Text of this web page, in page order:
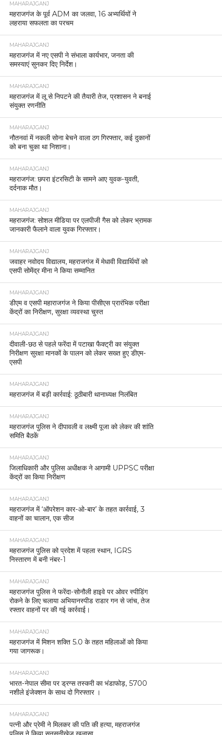
MAHARAJGANJ
महराजगंज के पूर्व ADM का जलवा, 16 अभ्यर्थियों ने
लहराया सफलता का परचम
MAHARAJGANJ
महराजगंज में नए एसपी ने संभाला कार्यभार, जनता की
समस्याएं सुनकर दिए निर्देश।
MAHARAJGANJ
महराजगंज में लू से निपटने की तैयारी तेज, प्रशासन ने बनाई
संयुक्त रणनीति
MAHARAJGANJ
नौतनवां में नकली सोना बेचने वाला ठग गिरफ्तार, कई दुकानों
को बना चुका था निशाना।
MAHARAJGANJ
महराजगंज: छपरा इंटरसिटी के सामने आए युवक-युवती,
दर्दनाक मौत।
MAHARAJGANJ
महराजगंज: सोशल मीडिया पर एलपीजी गैस को लेकर भ्रामक
जानकारी फैलाने वाला युवक गिरफ्तार।
MAHARAJGANJ
जवाहर नवोदय विद्यालय, महराजगंज में मेधावी विद्यार्थियों को
एसपी सोमेंद्र मीना ने किया सम्मानित
MAHARAJGANJ
डीएम व एसपी महाराजगंज ने किया पीसीएस प्रारंभिक परीक्षा
केंद्रों का निरीक्षण, सुरक्षा व्यवस्था चुस्त
MAHARAJGANJ
दीवाली-छठ से पहले फरेंदा में पटाखा फैक्ट्री का संयुक्त
निरीक्षण सुरक्षा मानकों के पालन को लेकर सख्त हुए डीएम-
एसपी
MAHARAJGANJ
महराजगंज में बड़ी कार्रवाई: ठूठीबारी थानाध्यक्ष निलंबित
MAHARAJGANJ
महराजगंज पुलिस ने दीपावली व लक्ष्मी पूजा को लेकर की शांति
समिति बैठकें
MAHARAJGANJ
जिलाधिकारी और पुलिस अधीक्षक ने आगामी UPPSC परीक्षा
केंद्रों का किया निरीक्षण
MAHARAJGANJ
महराजगंज में ‘ऑपरेशन कार-ओ-बार’ के तहत कार्रवाई, 3
वाहनों का चालान, एक सीज
MAHARAJGANJ
महराजगंज पुलिस को प्रदेश में पहला स्थान, IGRS
निस्तारण में बनी नंबर-1
MAHARAJGANJ
महराजगंज पुलिस ने फरेंदा-सोनौली हाइवे पर ओवर स्पीडिंग
रोकने के लिए चलाया अभियानस्पीड राडार गन से जांच, तेज
रफ्तार वाहनों पर की गई कार्रवाई।
MAHARAJGANJ
महराजगंज में मिशन शक्ति 5.0 के तहत महिलाओं को किया
गया जागरूक।
MAHARAJGANJ
भारत-नेपाल सीमा पर ड्रग्स तस्करी का भंडाफोड़, 5700
नशीले इंजेक्शन के साथ दो गिरफ्तार ।
MAHARAJGANJ
पत्नी और प्रेमी ने मिलकर की पति की हत्या, महराजगंज